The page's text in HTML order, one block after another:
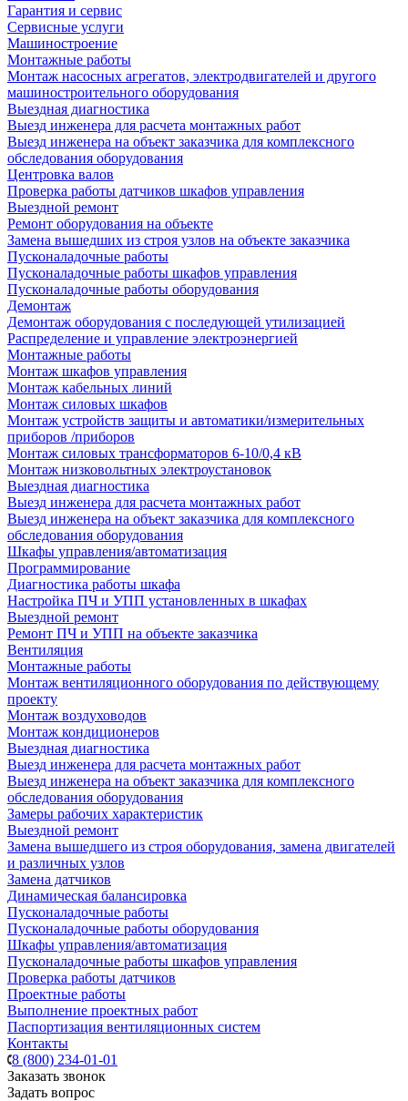
Гарантия и сервис
Сервисные услуги
Машиностроение
Монтажные работы
Монтаж насосных агрегатов, электродвигателей и другого
машиностроительного оборудования
Выездная диагностика
Выезд инженера для расчета монтажных работ
Выезд инженера на объект заказчика для комплексного
обследования оборудования
Центровка валов
Проверка работы датчиков шкафов управления
Выездной ремонт
Ремонт оборудования на объекте
Замена вышедших из строя узлов на объекте заказчика
Пусконаладочные работы
Пусконаладочные работы шкафов управления
Пусконаладочные работы оборудования
Демонтаж
Демонтаж оборудования с последующей утилизацией
Распределение и управление электроэнергией
Монтажные работы
Монтаж шкафов управления
Монтаж кабельных линий
Монтаж силовых шкафов
Монтаж устройств защиты и автоматики/измерительных
приборов /приборов
Монтаж силовых трансформаторов 6-10/0,4 кВ
Монтаж низковольтных электроустановок
Выездная диагностика
Выезд инженера для расчета монтажных работ
Выезд инженера на объект заказчика для комплексного
обследования оборудования
Шкафы управления/автоматизация
Программирование
Диагностика работы шкафа
Настройка ПЧ и УПП установленных в шкафах
Выездной ремонт
Ремонт ПЧ и УПП на объекте заказчика
Вентиляция
Монтажные работы
Монтаж вентиляционного оборудования по действующему
проекту
Монтаж воздуховодов
Монтаж кондиционеров
Выездная диагностика
Выезд инженера для расчета монтажных работ
Выезд инженера на объект заказчика для комплексного
обследования оборудования
Замеры рабочих характеристик
Выездной ремонт
Замена вышедшего из строя оборудования, замена двигателей
и различных узлов
Замена датчиков
Динамическая балансировка
Пусконаладочные работы
Пусконаладочные работы оборудования
Шкафы управления/автоматизация
Пусконаладочные работы шкафов управления
Проверка работы датчиков
Проектные работы
Выполнение проектных работ
Паспортизация вентиляционных систем
Контакты
8 (800) 234-01-01
Заказать звонок
Задать вопрос